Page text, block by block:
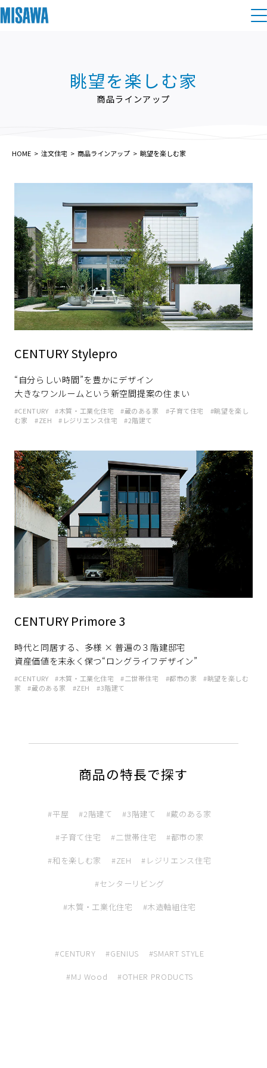
[注文住宅]
デザイン
テクノロジー（住まいの性能）
建築事例・建築実例
デザイナーズギャラリー
インテリア
住まいづくりガイド
買う
分譲住宅（建売・土地）検索
中古住宅検索
スムストック検索
分譲マンション検索
売る [MISAWA RELAY]
住まいの売却
これから住まいをご検討の方
多彩な動画やこだわりが詰まった建築実例、注目の最新情報など、
ホームラウンジ 新築・戸建て
店舗・各種施設
土地活用モデルルーム見学
土地活用実例
法人のお客さま
企業不動産活用（CRE）戦略
社宅建築
医療・介護・子育て・障がい福祉施設
これから土地活用・賃貸経営をご検討の方
土地活用の基礎から長期安定経営を目指すオーナー様まで、賃貸経
営に役立つ多彩な情報を幅広くお届けします。
ホームラウンジ 土地活用・賃貸経営
ミサワリフォームとは
リフォームの流れ
リフォームメニュー
リフォーム事例
事業用
事業用リノベーション
ホテル・旅館リフォーム
リフォーム営業所
これからリフォームをご検討の方
実例動画や基礎知識、収納の工夫など、理想の住まいを叶えるリフ
ォームの具体策とアイデアを豊富にご用意しています。
ホームラウンジ リフォーム
複合開発・投資開発
複合開発事業（ASMACI-アスマチ-）
再開発・官民連携事業
分譲マンション開発事業
収益不動産・投資開発事業
建築再生事業
事業用売買
分譲用地
すべてのフィールドに新しい価値をデザインし、持続可能な未来志
向のまちづくりを実現していきます。
ミサワゼネラルソリューション
オーナーサポート
サポートメニュー
住まいるりんぐ（ロングサポート）
保証制度
ご相談窓口
ミサワホームオーナーさま・リフォーム工事ご契約者さまとミサワ
ホームを結ぶコミュニケーションサイト。お得・便利・安心なコン
テンツや、ミサワホームからの大切なお知らせなど配信していま
す。
ミサワオーナーズクラブ
企業・IR情報
企業・IR
ニュース
MISAWAについて
ミサワホームグループ
IR情報
環境活動
採用情報
新卒者採用
中途採用
障がい者採用
ウエルネス事業
海外事業
ミサワアイデンティティ
展示場・イベント情報
カタログ請求
住まいのご相談
眺望を楽しむ家
商品ラインアップ
HOME 注文住宅 商品ラインアップ 眺望を楽しむ家
CENTURY Stylepro
“自分らしい時間”を豊かにデザイン
大きなワンルームという新空間提案の住まい
CENTURY 木質・工業化住宅 蔵のある家 子育て住宅
眺望を楽し
む家
ZEH レジリエンス住宅 2階建て
CENTURY Primore 3
時代と同居する、多様 × 普遍の３階建邸宅
資産価値を末永く保つ“ロングライフデザイン”
CENTURY 木質・工業化住宅 二世帯住宅 都市の家
眺望を楽しむ
家
蔵のある家 ZEH 3階建て
商品の特長で探す
平屋 2階建て 3階建て 蔵のある家
子育て住宅 二世帯住宅 都市の家
和を楽しむ家 ZEH レジリエンス住宅
センターリビング
木質・工業化住宅 木造軸組住宅
CENTURY GENIUS SMART STYLE
MJ Wood OTHER PRODUCTS